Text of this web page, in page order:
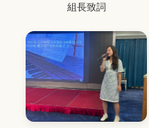
組長致詞